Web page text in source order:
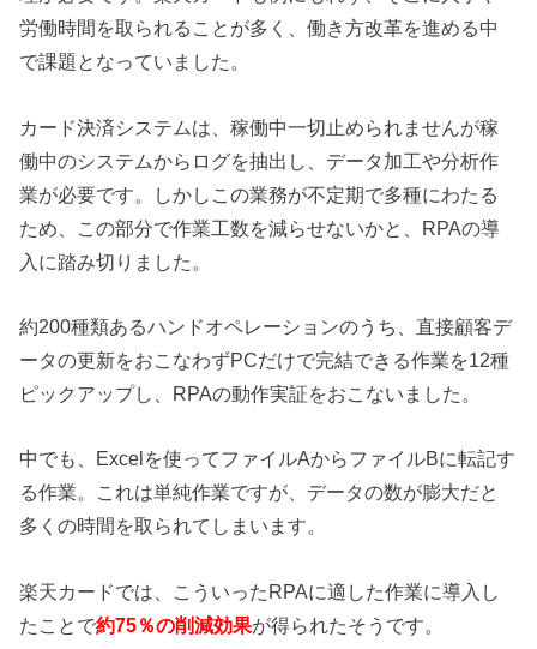
労働時間を取られることが多く、働き方改革を進める中
で課題となっていました。
カード決済システムは、稼働中一切止められませんが稼
働中のシステムからログを抽出し、データ加工や分析作
業が必要です。しかしこの業務が不定期で多種にわたる
ため、この部分で作業工数を減らせないかと、RPAの導
入に踏み切りました。
約200種類あるハンドオペレーションのうち、直接顧客デ
ータの更新をおこなわずPCだけで完結できる作業を12種
ピックアップし、RPAの動作実証をおこないました。
中でも、Excelを使ってファイルAからファイルBに転記す
る作業。これは単純作業ですが、データの数が膨大だと
多くの時間を取られてしまいます。
楽天カードでは、こういったRPAに適した作業に導入し
たことで約75％の削減効果が得られたそうです。